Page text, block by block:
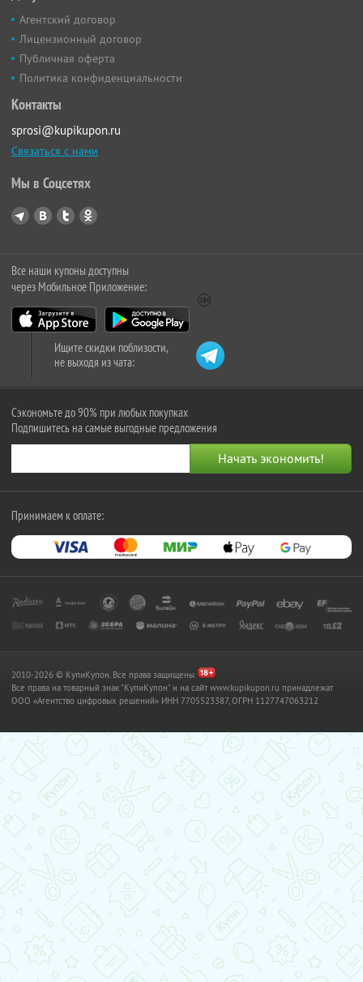
Агентский договор
Лицензионный договор
Публичная оферта
Политика конфиденциальности
Контакты
sprosi@kupikupon.ru
Связаться с нами
Мы в Соцсетях
Все наши купоны доступны
через Мобильное Приложение:
Ищите скидки поблизости,
не выходя из чата:
Сэкономьте до 90% при любых покупках
Подпишитесь на самые выгодные предложения
Принимаем к оплате:
2010-2026 © КупиКупон. Все права защищены.
Все права на товарный знак "КупиКупон" и на сайт www.kupikupon.ru принадлежат
OOO «Агентство цифровых решений» ИНН 7705523387, ОГРН 1127747063212